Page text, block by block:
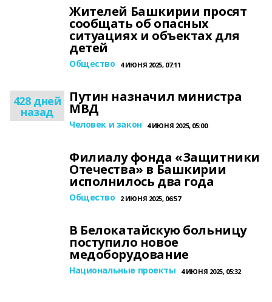
Жителей Башкирии просят
сообщать об опасных
ситуациях и объектах для
детей
Общество 4 ИЮНЯ 2025, 07:11
428 дней
назад
Путин назначил министра
МВД
Человек и закон 4 ИЮНЯ 2025, 05:00
Филиалу фонда «Защитники
Отечества» в Башкирии
исполнилось два года
Общество 2 ИЮНЯ 2025, 06:57
В Белокатайскую больницу
поступило новое
медоборудование
Национальные проекты 4 ИЮНЯ 2025, 05:32